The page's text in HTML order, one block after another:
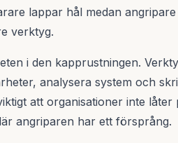
lappar hål medan
verktyg.
i den kapprustningen.
analysera system och
att organisationer inte låter
angriparen har ett försprång.